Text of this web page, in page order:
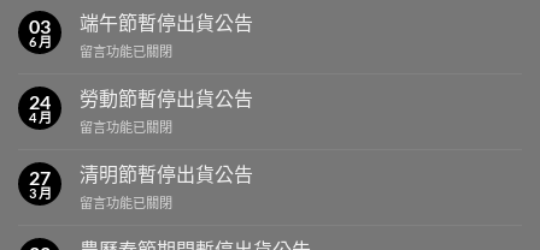
03
6 月
端午節暫停出貨公告
在
午
節
暫
出
貨
公
留言功能已關閉
24
4 月
勞動節暫停出貨公告
在
動
節
暫
留言功能已關閉
27
3 月
清明節暫停出貨公告
在
明
留言功能已關閉